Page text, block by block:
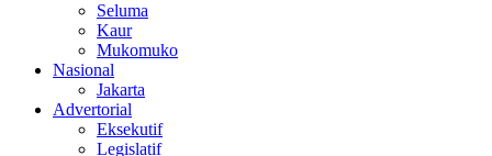
Seluma
Kaur
Mukomuko
Nasional
Jakarta
Advertorial
Eksekutif
Legislatif